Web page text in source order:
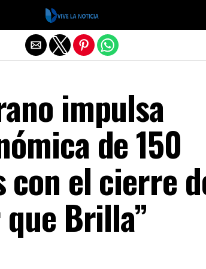
impulsa
de 150
con el cierre
Brilla”
Salir de la versión móvil